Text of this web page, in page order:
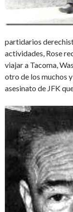
partidarios
actividades, Rose
viajar a Tacoma,
otro de los muchos
asesinato de JFK